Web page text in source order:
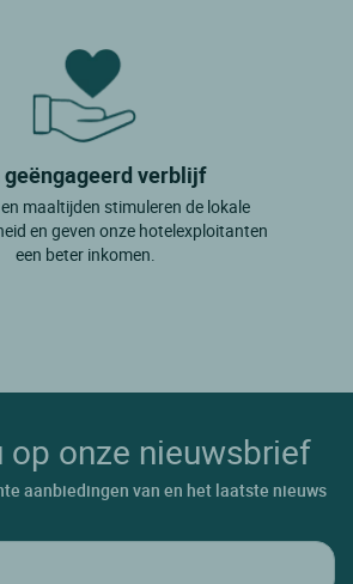
geëngageerd verblijf
maaltijden stimuleren de lokale
en geven onze hotelexploitanten
een beter inkomen.
op onze nieuwsbrief
aanbiedingen van en het laatste nieuws